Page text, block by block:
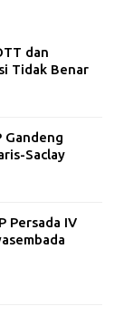
dan
Tidak Benar
Gandeng
Saclay
Persada IV